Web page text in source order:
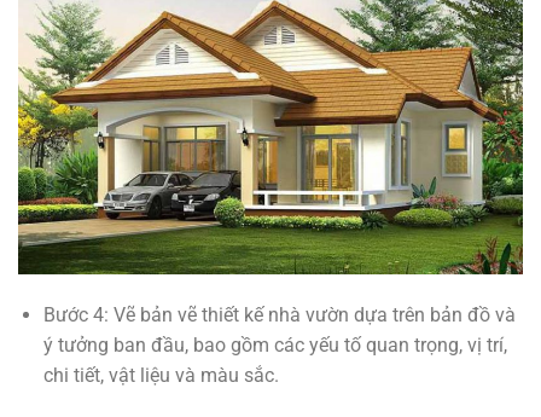
Bước 4: Vẽ bản vẽ thiết kế nhà vườn dựa trên bản đồ và
ý tưởng ban đầu, bao gồm các yếu tố quan trọng, vị trí,
chi tiết, vật liệu và màu sắc.